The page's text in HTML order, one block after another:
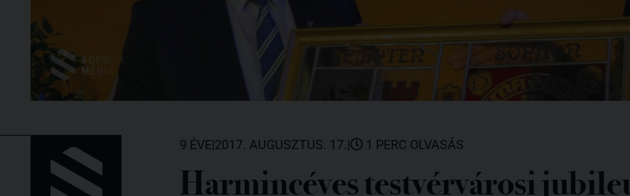
9 ÉVE|2017. AUGUSZTUS. 17.| 1 PERC OLVASÁS
Harmincéves testvérvárosi